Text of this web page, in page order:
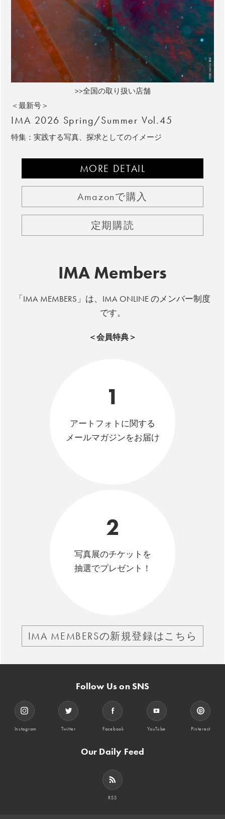
>>全国の取り扱い店舗
＜最新号＞
IMA 2026 Spring/Summer Vol.45
特集：実践する写真、探求としてのイメージ
MORE DETAIL
Amazonで購入
定期購読
IMA Members
「IMA MEMBERS」は、IMA ONLINE のメンバー制度
です。
＜会員特典＞
1
アートフォトに関する
メールマガジンをお届け
2
写真展のチケットを
抽選でプレゼント！
IMA MEMBERSの新規登録はこちら
Follow Us on SNS
Instagram Twitter Facebook YouTube Pinterest
Our Daily Feed
RSS